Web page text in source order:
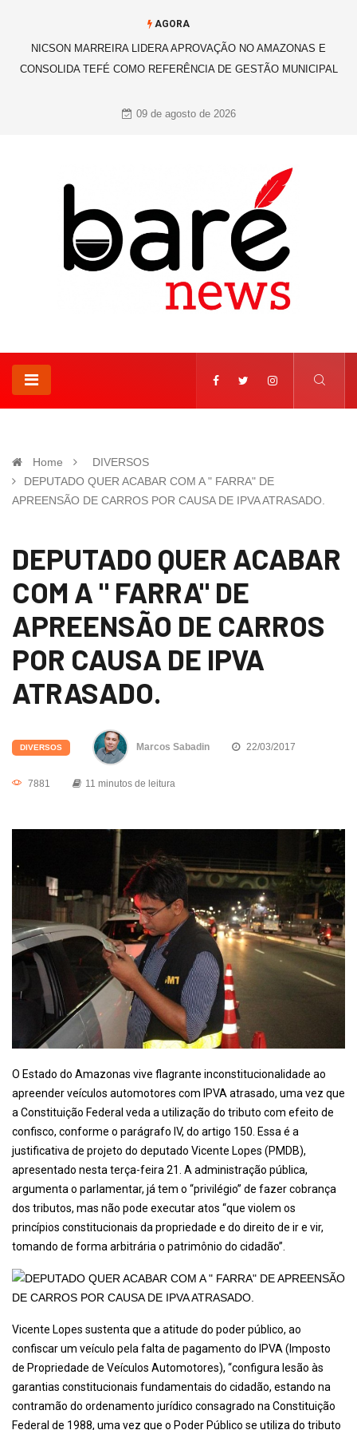
AGORA
NICSON MARREIRA LIDERA APROVAÇÃO NO AMAZONAS E
CONSOLIDA TEFÉ COMO REFERÊNCIA DE GESTÃO MUNICIPAL
09 de agosto de 2026
Home
DIVERSOS
DEPUTADO QUER ACABAR COM A " FARRA" DE
APREENSÃO DE CARROS POR CAUSA DE IPVA ATRASADO.
DEPUTADO QUER ACABAR
COM A " FARRA" DE
APREENSÃO DE CARROS
POR CAUSA DE IPVA
ATRASADO.
DIVERSOS Marcos Sabadin 22/03/2017
7881 11 minutos de leitura
O Estado do Amazonas vive flagrante inconstitucionalidade ao
apreender veículos automotores com IPVA atrasado, uma vez que
a Constituição Federal veda a utilização do tributo com efeito de
confisco, conforme o parágrafo IV, do artigo 150. Essa é a
justificativa de projeto do deputado Vicente Lopes (PMDB),
apresentado nesta terça-feira 21. A administração pública,
argumenta o parlamentar, já tem o “privilégio” de fazer cobrança
dos tributos, mas não pode executar atos “que violem os
princípios constitucionais da propriedade e do direito de ir e vir,
tomando de forma arbitrária o patrimônio do cidadão”.
Vicente Lopes sustenta que a atitude do poder público, ao
confiscar um veículo pela falta de pagamento do IPVA (Imposto
de Propriedade de Veículos Automotores), “configura lesão às
garantias constitucionais fundamentais do cidadão, estando na
contramão do ordenamento jurídico consagrado na Constituição
Federal de 1988, uma vez que o Poder Público se utiliza do tributo